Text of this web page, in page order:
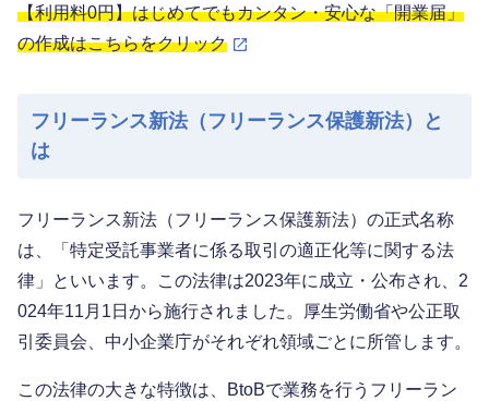
【利用料0円】はじめてでもカンタン・安心な「開業届」
の作成はこちらをクリック
フリーランス新法（フリーランス保護新法）と
は
フリーランス新法（フリーランス保護新法）の正式名称
は、「特定受託事業者に係る取引の適正化等に関する法
律」といいます。この法律は2023年に成立・公布され、2
024年11月1日から施行されました。厚生労働省や公正取
引委員会、中小企業庁がそれぞれ領域ごとに所管します。
この法律の大きな特徴は、BtoBで業務を行うフリーラン